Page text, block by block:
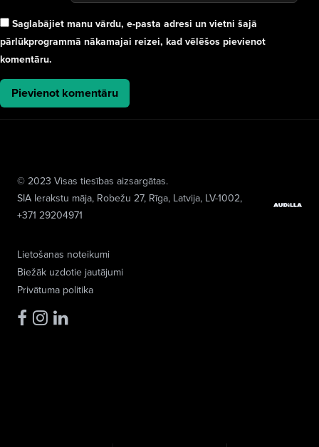
Saglabājiet manu vārdu, e-pasta adresi un vietni šajā
pārlūkprogrammā nākamajai reizei, kad vēlēšos pievienot
komentāru.
Lietošanas noteikumi
Biežāk uzdotie jautājumi
Privātuma politika
© 2023 Visas tiesības aizsargātas.
SIA Ierakstu māja, Robežu 27, Rīga, Latvija, LV-1002,
+371 29204971